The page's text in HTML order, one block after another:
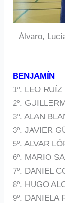
Álvaro,
BENJAMÍN
1º. LEO RUÍZ
2º.
3º. ALAN
3º. JAVIER
5º. ALVAR
6º. MARIO
7º. DANIEL
8º. HUGO
9º. DANIELA